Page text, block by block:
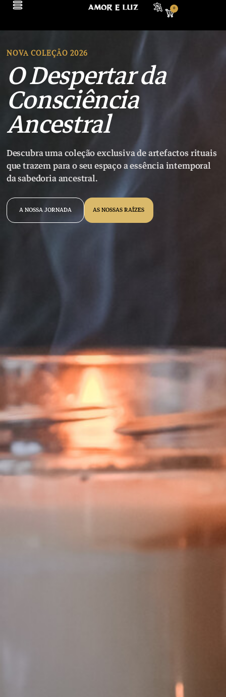
0
NOVA COLEÇÃO 2026
O Despertar da
Consciência
Ancestral
Descubra uma coleção exclusiva de artefactos rituais
que trazem para o seu espaço a essência intemporal
da sabedoria ancestral.
A NOSSA JORNADA AS NOSSAS RAÍZES